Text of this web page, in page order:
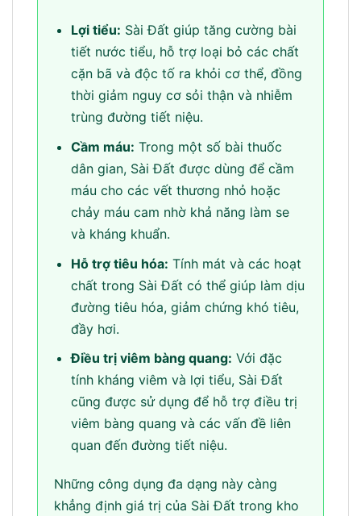
Lợi tiểu: Sài Đất giúp tăng cường bài
tiết nước tiểu, hỗ trợ loại bỏ các chất
cặn bã và độc tố ra khỏi cơ thể, đồng
thời giảm nguy cơ sỏi thận và nhiễm
trùng đường tiết niệu.
Cầm máu: Trong một số bài thuốc
dân gian, Sài Đất được dùng để cầm
máu cho các vết thương nhỏ hoặc
chảy máu cam nhờ khả năng làm se
và kháng khuẩn.
Hỗ trợ tiêu hóa: Tính mát và các hoạt
chất trong Sài Đất có thể giúp làm dịu
đường tiêu hóa, giảm chứng khó tiêu,
đầy hơi.
Điều trị viêm bàng quang: Với đặc
tính kháng viêm và lợi tiểu, Sài Đất
cũng được sử dụng để hỗ trợ điều trị
viêm bàng quang và các vấn đề liên
quan đến đường tiết niệu.
Những công dụng đa dạng này càng
khẳng định giá trị của Sài Đất trong kho